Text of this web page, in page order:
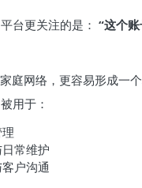
台更关注的是： “这个
庭网络，更容易形成一
用于：
常维护
户沟通